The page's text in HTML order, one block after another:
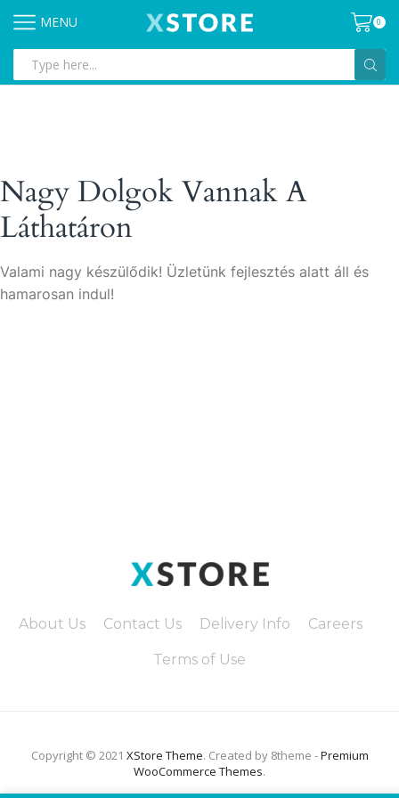
MENU 0
input
Nagy Dolgok Vannak A
Láthatáron
Valami nagy készülődik! Üzletünk fejlesztés alatt áll és
hamarosan indul!
About Us Contact Us Delivery Info Careers
Terms of Use
Copyright © 2021 XStore Theme. Created by 8theme -Premium
WooCommerce Themes.